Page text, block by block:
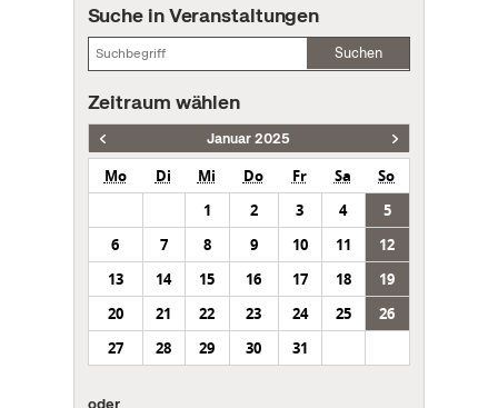
Suche in Veranstaltungen
Suchen
Zeitraum wählen
Januar 2025
Mo Di Mi Do Fr Sa
So
1
2 3 4
5
6
7 8 9 10 11
12
13
14 15 16 17 18
19
20
21 22 23 24 25
26
27
28 29 30 31